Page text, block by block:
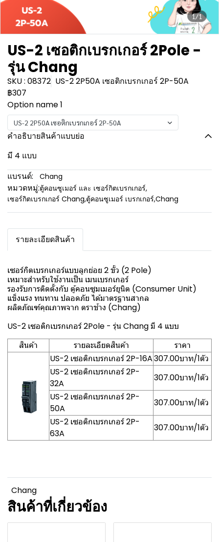
1/1
US-2 เซอติกเบรกเกอร์ 2Pole -
รุ่น Chang
SKU : 08372 US-2 2P50A เซอติกเบรกเกอร์ 2P-50A
฿307
Option name 1
US-2 2P50A เซอติกเบรกเกอร์ 2P-50A
คำอธิบายสินค้าแบบย่อ
มี 4 แบบ
แบรนด์:
Chang
หมวดหมู่:ตู้คอนซูเมอร์ และ เซอร์กิตเบรกเกอร์,
เซอร์กิตเบรกเกอร์ Chang,ตู้คอนซูเมอร์ เบรกเกอร์,Chang
รายละเอียดสินค้า
เซอร์กิตเบรกเกอร์แบบลูกย่อย 2 ขั้ว (2 Pole)
เหมาะสำหรับใช้งานเป็น เมนเบรกเกอร์
รองรับการติดตั้งกับ ตู้คอนซูมเมอร์ยูนิต (Consumer Unit)
แข็งแรง ทนทาน ปลอดภัย ได้มาตรฐานสากล
ผลิตภัณฑ์คุณภาพจาก ตราช้าง (Chang)
US-2 เซอติกเบรกเกอร์ 2Pole - รุ่น Chang มี 4 แบบ
สินค้า
รายละเอียดสินค้า
ราคา
US-2 เซอติกเบรกเกอร์ 2P-16A307.00บาท/1ตัว
US-2 เซอติกเบรกเกอร์ 2P-
32A
307.00บาท/1ตัว
US-2 เซอติกเบรกเกอร์ 2P-
50A
307.00บาท/1ตัว
US-2 เซอติกเบรกเกอร์ 2P-
63A
307.00บาท/1ตัว
Chang
สินค้าที่เกี่ยวข้อง